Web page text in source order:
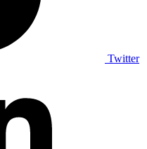
Twitter